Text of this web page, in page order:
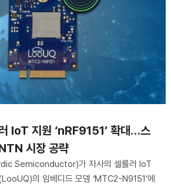
IoT 지원 ‘nRF9151’ 확대…스
시장 공략
Semiconductor)가 자사의 셀룰러 IoT
의 임베디드 모뎀 ‘MTC2-N9151’에